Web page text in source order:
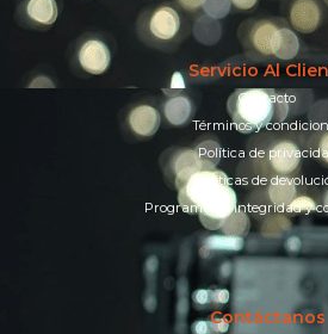
Servicio Al
Contacto
Términos y
Política de
Políticas de
Programa de integridad y
Contáctanos